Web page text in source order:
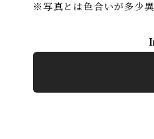
※写真とは色合いが多少異